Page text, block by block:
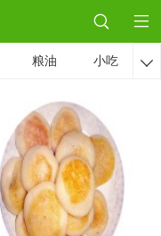
粮油 小吃 